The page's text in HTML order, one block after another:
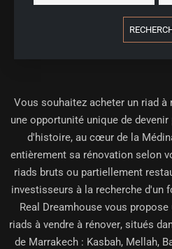
Vous souhaitez acheter un riad à
une opportunité unique de
d'histoire, au cœur de la
entièrement sa rénovation selon
riads bruts ou partiellement
investisseurs à la recherche d'un
Real Dreamhouse vous
riads à vendre à rénover, situés
de Marrakech : Kasbah, Mellah,